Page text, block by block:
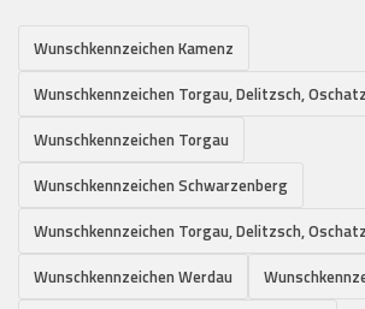
Wunschkennzeichen Kamenz
Wunschkennzeichen Torgau, Delitzsch, Oschatz
Wunschkennzeichen Torgau
Wunschkennzeichen Schwarzenberg
Wunschkennzeichen Torgau, Delitzsch, Oschatz
Wunschkennzeichen Werdau